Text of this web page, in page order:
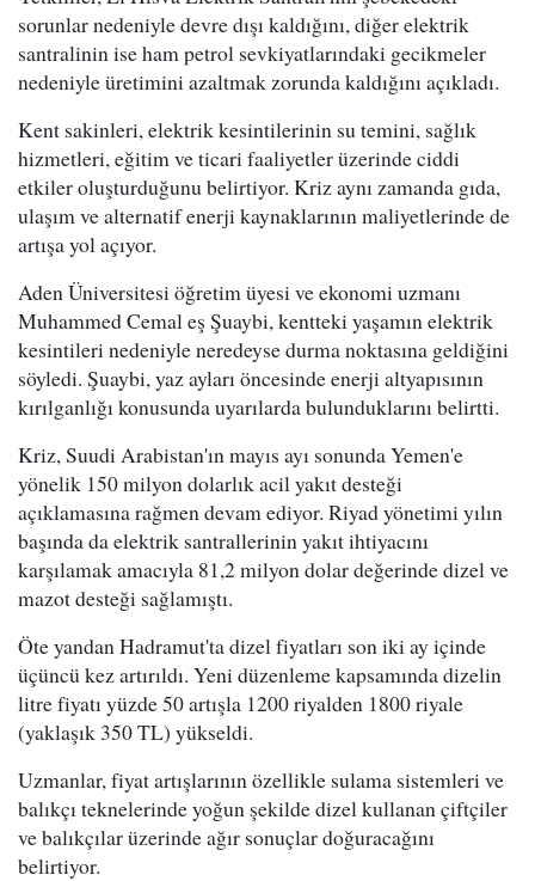
sorunlar nedeniyle devre dışı kaldığını, diğer elektrik
santralinin ise ham petrol sevkiyatlarındaki gecikmeler
nedeniyle üretimini azaltmak zorunda kaldığını açıkladı.
Kent sakinleri, elektrik kesintilerinin su temini, sağlık
hizmetleri, eğitim ve ticari faaliyetler üzerinde ciddi
etkiler oluşturduğunu belirtiyor. Kriz aynı zamanda gıda,
ulaşım ve alternatif enerji kaynaklarının maliyetlerinde de
artışa yol açıyor.
Aden Üniversitesi öğretim üyesi ve ekonomi uzmanı
Muhammed Cemal eş Şuaybi, kentteki yaşamın elektrik
kesintileri nedeniyle neredeyse durma noktasına geldiğini
söyledi. Şuaybi, yaz ayları öncesinde enerji altyapısının
kırılganlığı konusunda uyarılarda bulunduklarını belirtti.
Kriz, Suudi Arabistan'ın mayıs ayı sonunda Yemen'e
yönelik 150 milyon dolarlık acil yakıt desteği
açıklamasına rağmen devam ediyor. Riyad yönetimi yılın
başında da elektrik santrallerinin yakıt ihtiyacını
karşılamak amacıyla 81,2 milyon dolar değerinde dizel ve
mazot desteği sağlamıştı.
Öte yandan Hadramut'ta dizel fiyatları son iki ay içinde
üçüncü kez artırıldı. Yeni düzenleme kapsamında dizelin
litre fiyatı yüzde 50 artışla 1200 riyalden 1800 riyale
(yaklaşık 350 TL) yükseldi.
Uzmanlar, fiyat artışlarının özellikle sulama sistemleri ve
balıkçı teknelerinde yoğun şekilde dizel kullanan çiftçiler
ve balıkçılar üzerinde ağır sonuçlar doğuracağını
belirtiyor.